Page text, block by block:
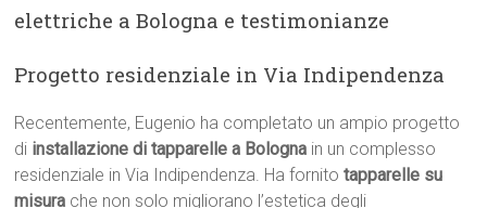
elettriche a Bologna e testimonianze
Progetto residenziale in Via Indipendenza
Recentemente, Eugenio ha completato un ampio progetto
di installazione di tapparelle a Bologna in un complesso
residenziale in Via Indipendenza. Ha fornitotapparelle su
misura che non solo migliorano l’estetica degli